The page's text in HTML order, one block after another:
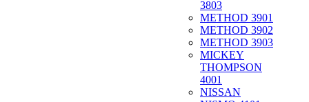
3803
METHOD 3901
METHOD 3902
METHOD 3903
MICKEY
THOMPSON
4001
NISSAN